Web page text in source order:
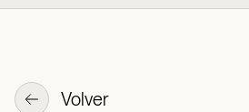
Volver